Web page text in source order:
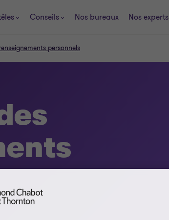
Conseils Nos bureaux Nos experts
personnels